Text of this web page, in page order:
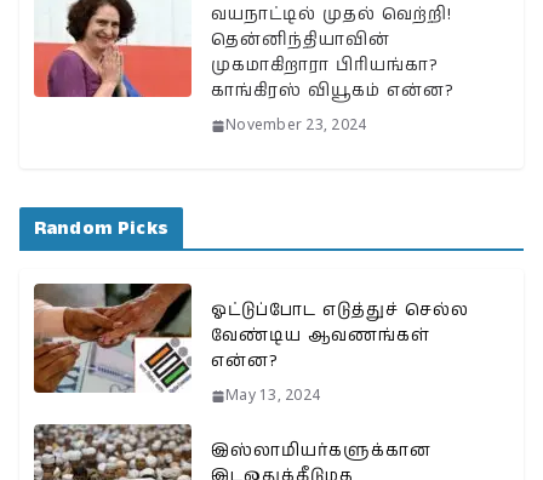
வயநாட்டில் முதல் வெற்றி!
தென்னிந்தியாவின்
முகமாகிறாரா பிரியங்கா?
காங்கிரஸ் வியூகம் என்ன?
November 23, 2024
Random Picks
ஓட்டுப்போட எடுத்துச் செல்ல
வேண்டிய ஆவணங்கள்
என்ன?
May 13, 2024
இஸ்லாமியர்களுக்கான